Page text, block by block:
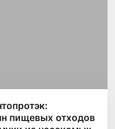
пищевых отходов